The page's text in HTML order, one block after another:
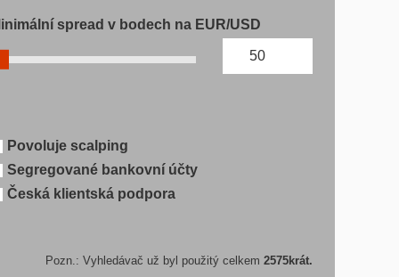
spread v bodech na EUR/USD
Povoluje scalping
Segregované bankovní účty
Česká klientská podpora
Pozn.: Vyhledávač už byl použitý celkem 2575krát.